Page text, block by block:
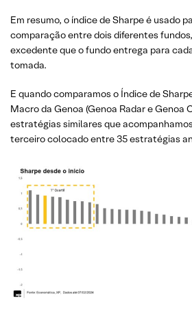
Em resumo, o índice de Sharpe é usado
comparação entre dois diferentes
excedente que o fundo entrega para
tomada.
E quando comparamos o Índice de
Macro da Genoa (Genoa Radar e Genoa
estratégias similares que
terceiro colocado entre 35 estratégias